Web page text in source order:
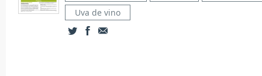
Uva de vino